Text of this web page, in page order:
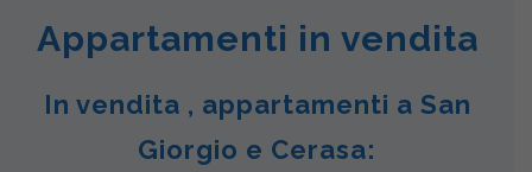
Appartamenti in vendita
In vendita , appartamenti a San
Giorgio e Cerasa: